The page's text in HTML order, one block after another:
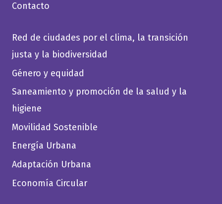
Contacto
Red de ciudades por el clima, la transición
justa y la biodiversidad
Género y equidad
Saneamiento y promoción de la salud y la
higiene
Movilidad Sostenible
Energía Urbana
Adaptación Urbana
Economía Circular